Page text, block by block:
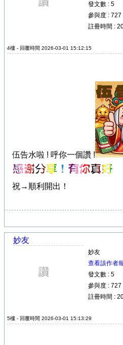
發文數 : 5
參與度 : 727
註冊時間 :
4樓 - 回覆時間 2026-03-01 15:12:15
伍告水啦 ! 呼你一個讚 !
祝→順利開出！
妙友
妙友
查看該作者
發文數 : 5
參與度 : 727
註冊時間 :
5樓 - 回覆時間 2026-03-01 15:13:29